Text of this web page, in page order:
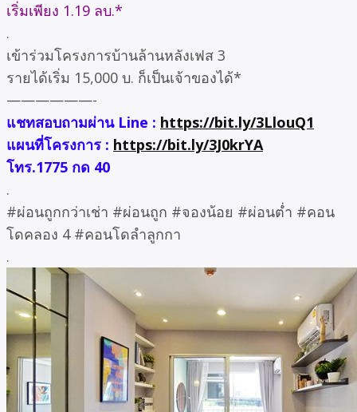
เริ่มเพียง 1.19 ลบ.*
.
เข้าร่วมโครงการบ้านล้านหลังเฟส 3
รายได้เริ่ม 15,000 บ. ก็เป็นเจ้าของได้*
——————-
แชทสอบถามผ่าน Line : https://bit.ly/3LlouQ1
แผนที่โครงการ : https://bit.ly/3J0krYA
โทร.1775 กด 40
.
#ผ่อนถูกกว่าเช่า #ผ่อนถูก #จองน้อย #ผ่อนต่ำ #คอน
โดคลอง 4 #คอนโดลำลูกกา
.